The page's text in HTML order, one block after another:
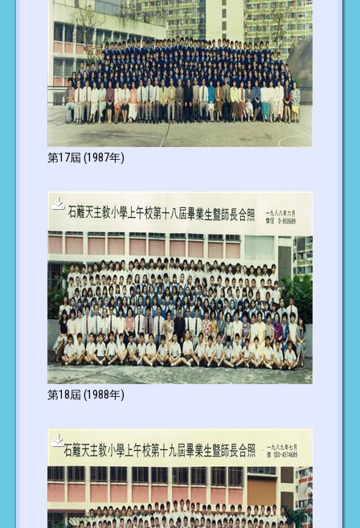
第17屆 (1987年)
第18屆 (1988年)